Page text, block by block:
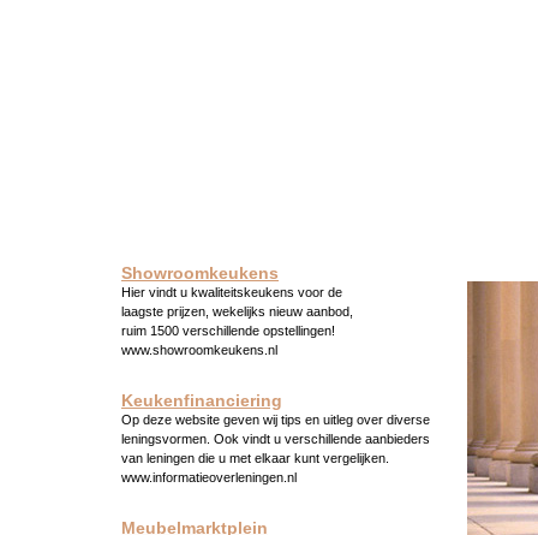
Showroomkeukens
Hier vindt u kwaliteitskeukens voor de
laagste prijzen, wekelijks nieuw aanbod,
ruim 1500 verschillende opstellingen!
www.showroomkeukens.nl
Keukenfinanciering
Op deze website geven wij tips en uitleg over diverse
leningsvormen. Ook vindt u verschillende aanbieders
van leningen die u met elkaar kunt vergelijken.
www.informatieoverleningen.nl
Meubelmarktplein